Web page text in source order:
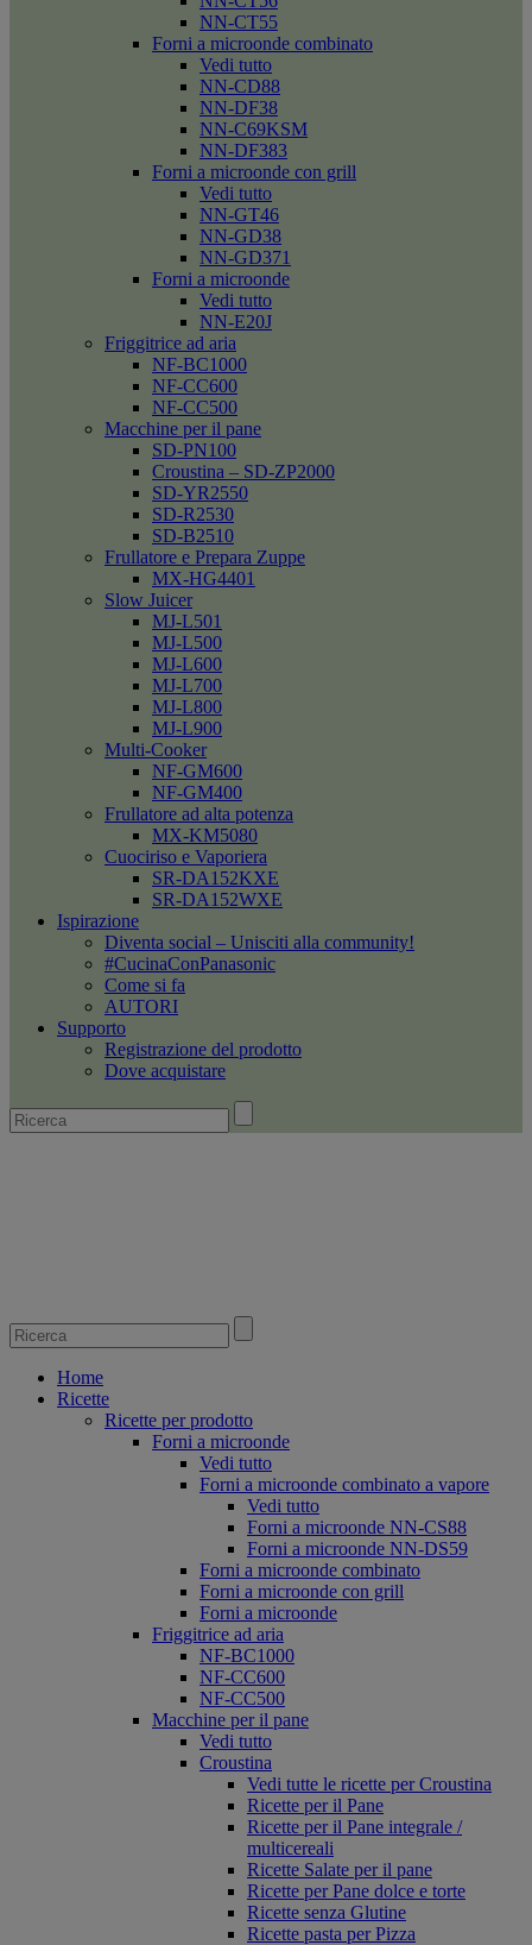
NN-CT55
Forni a microonde combinato
Vedi tutto
NN-CD88
NN-DF38
NN-C69KSM
NN-DF383
Forni a microonde con grill
Vedi tutto
NN-GT46
NN-GD38
NN-GD371
Forni a microonde
Vedi tutto
NN-E20J
Friggitrice ad aria
NF-BC1000
NF-CC600
NF-CC500
Macchine per il pane
SD-PN100
Croustina – SD-ZP2000
SD-YR2550
SD-R2530
SD-B2510
Frullatore e Prepara Zuppe
MX-HG4401
Slow Juicer
MJ-L501
MJ-L500
MJ-L600
MJ-L700
MJ-L800
MJ-L900
Multi-Cooker
NF-GM600
NF-GM400
Frullatore ad alta potenza
MX-KM5080
Cuociriso e Vaporiera
SR-DA152KXE
SR-DA152WXE
Ispirazione
Diventa social – Unisciti alla community!
#CucinaConPanasonic
Come si fa
AUTORI
Supporto
Registrazione del prodotto
Dove acquistare
Home
Ricette
Ricette per prodotto
Forni a microonde
Vedi tutto
Forni a microonde combinato a vapore
Vedi tutto
Forni a microonde NN-CS88
Forni a microonde NN-DS59
Forni a microonde combinato
Forni a microonde con grill
Forni a microonde
Friggitrice ad aria
NF-BC1000
NF-CC600
NF-CC500
Macchine per il pane
Vedi tutto
Croustina
Vedi tutte le ricette per Croustina
Ricette per il Pane
Ricette per il Pane integrale /
multicereali
Ricette Salate per il pane
Ricette per Pane dolce e torte
Ricette senza Glutine
Ricette pasta per Pizza